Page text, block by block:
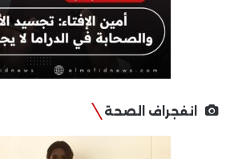
انفجراف الصحة